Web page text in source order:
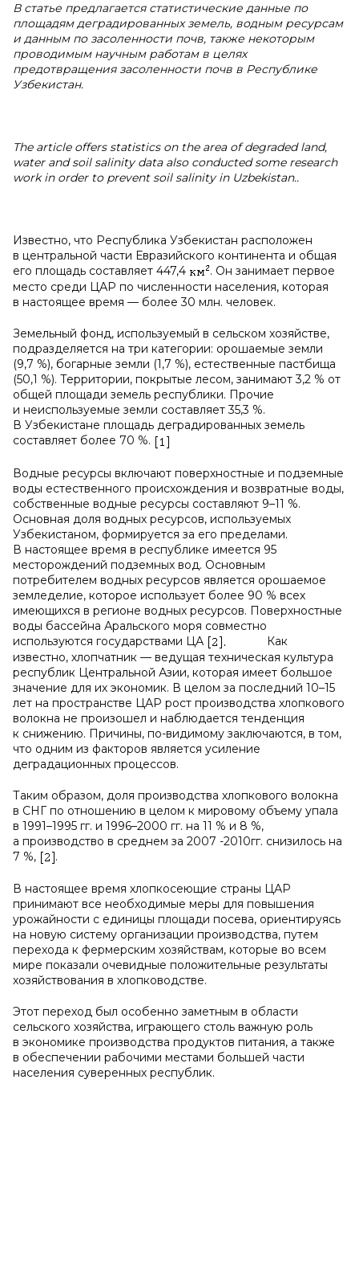
В статье предлагается статистические данные по
площадям деградированных земель, водным ресурсам
и данным по засоленности почв, также некоторым
проводимым научным работам в целях
предотвращения засоленности почв в Республике
Узбекистан.
The article offers statistics on the area of degraded land,
water and soil salinity data also conducted some research
work in order to prevent soil salinity in Uzbekistan..
Известно, что Республика Узбекистан расположен
в центральной части Евразийского континента и общая
его площадь составляет 447,4
. Он занимает первое
место среди ЦАР по численности населения, которая
в настоящее время — более 30 млн. человек.
Земельный фонд, используемый в сельском хозяйстве,
подразделяется на три категории: орошаемые земли
(9,7 %), богарные земли (1,7 %), естественные пастбища
(50,1 %). Территории, покрытые лесом, занимают 3,2 % от
общей площади земель республики. Прочие
и неиспользуемые земли составляет 35,3 %.
В Узбекистане площадь деградированных земель
составляет более 70 %.
Водные ресурсы включают поверхностные и подземные
воды естественного происхождения и возвратные воды,
собственные водные ресурсы составляют 9–11 %.
Основная доля водных ресурсов, используемых
Узбекистаном, формируется за его пределами.
В настоящее время в республике имеется 95
месторождений подземных вод. Основным
потребителем водных ресурсов является орошаемое
земледелие, которое использует более 90 % всех
имеющихся в регионе водных ресурсов. Поверхностные
воды бассейна Аральского моря совместно
используются государствами ЦА
Как
известно, хлопчатник — ведущая техническая культура
республик Центральной Азии, которая имеет большое
значение для их экономик. В целом за последний 10–15
лет на пространстве ЦАР рост производства хлопкового
волокна не произошел и наблюдается тенденция
к снижению. Причины, по-видимому заключаются, в том,
что одним из факторов является усиление
деградационных процессов.
Таким образом, доля производства хлопкового волокна
в СНГ по отношению в целом к мировому объему упала
в 1991–1995 гг. и 1996–2000 гг. на 11 % и 8 %,
а производство в среднем за 2007 -2010гг. снизилось на
7 %,
.
В настоящее время хлопкосеющие страны ЦАР
принимают все необходимые меры для повышения
урожайности с единицы площади посева, ориентируясь
на новую систему организации производства, путем
перехода к фермерским хозяйствам, которые во всем
мире показали очевидные положительные результаты
хозяйствования в хлопководстве.
Этот переход был особенно заметным в области
сельского хозяйства, играющего столь важную роль
в экономике производства продуктов питания, а также
в обеспечении рабочими местами большей части
населения суверенных республик.